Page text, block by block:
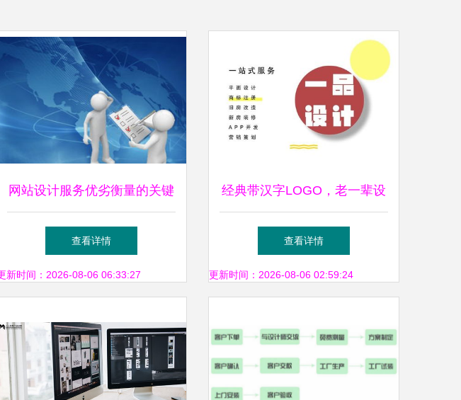
网站设计服务优劣衡量的关键
维度 从技到术到用户体验的
综合评估
查看详情
新时间：2026-08-06 06:33:27
经典带汉字LOGO，老一辈设
计LOGO，真在行！
查看详情
更新时间：2026-08-06 02:59:24